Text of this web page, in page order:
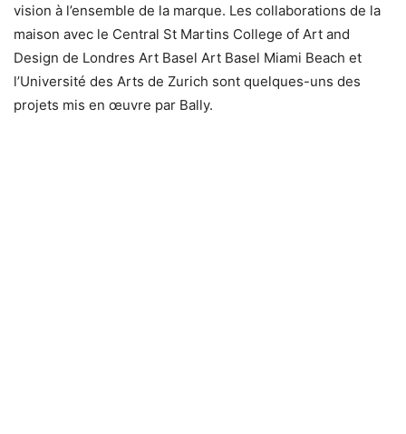
vision à l’ensemble de la marque. Les collaborations de la
maison avec le Central St Martins College of Art and
Design de Londres Art Basel Art Basel Miami Beach et
l’Université des Arts de Zurich sont quelques-uns des
projets mis en œuvre par Bally.